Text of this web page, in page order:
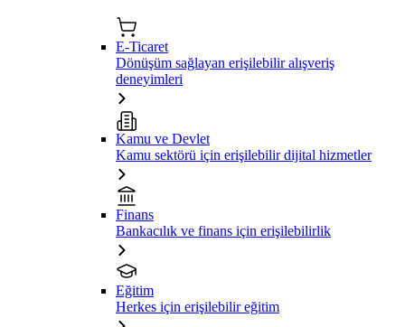
E-Ticaret
Dönüşüm sağlayan erişilebilir alışveriş
deneyimleri
Kamu ve Devlet
Kamu sektörü için erişilebilir dijital hizmetler
Finans
Bankacılık ve finans için erişilebilirlik
Eğitim
Herkes için erişilebilir eğitim